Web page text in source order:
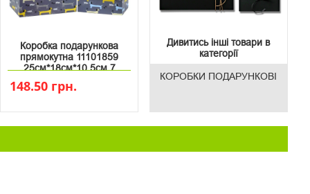
Коробка подарункова
прямокутна 11101859
25см*18см*10.5см 7
148.50 грн.
Дивитись інші товари в
категорії
КОРОБКИ ПОДАРУНКОВІ